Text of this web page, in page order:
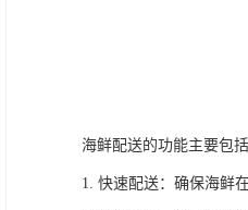
海鲜配送的功能主要包
1. 快速配送：确保海鲜